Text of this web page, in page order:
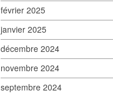
février 2025
janvier 2025
décembre 2024
novembre 2024
septembre 2024